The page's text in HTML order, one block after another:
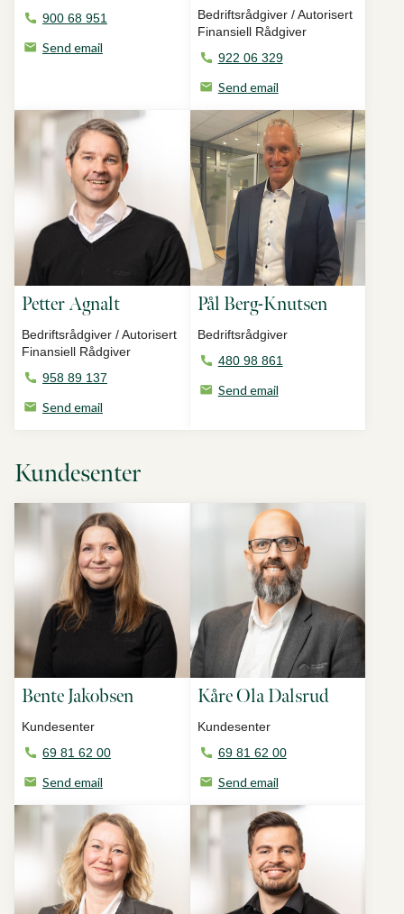
900 68 951
Send email
Bedriftsrådgiver / Autorisert
Finansiell Rådgiver
922 06 329
Send email
Petter Agnalt
Bedriftsrådgiver / Autorisert
Finansiell Rådgiver
958 89 137
Send email
Pål Berg-Knutsen
Bedriftsrådgiver
480 98 861
Send email
Kundesenter
Bente Jakobsen
Kundesenter
69 81 62 00
Send email
Kåre Ola Dalsrud
Kundesenter
69 81 62 00
Send email